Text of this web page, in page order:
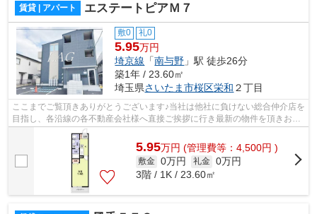
賃貸 | アパート エステートピアＭ７
敷0 礼0
5.95万円
埼京線 「南与野 」駅 徒歩26分
築1年 / 23.60㎡
埼玉県さいたま市桜区栄和 ２丁目
ここまでご覧頂きありがとうございます♪当社は他社に負けない総合仲介店を
目指し、各沿線の各不動産会社様へ直接ご挨拶に行き最新の物件を頂きお客
様へ提供しております！最新の情報は...
5.95万円 (管理費等：4,500円 )
敷金 0万円 礼金 0万円
3階 / 1K / 23.60㎡